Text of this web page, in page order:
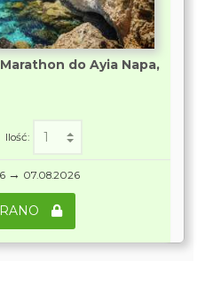
do Ayia Napa,
Ilość:
→ 07.08.2026